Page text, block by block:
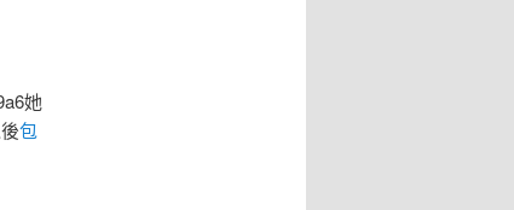
她
包